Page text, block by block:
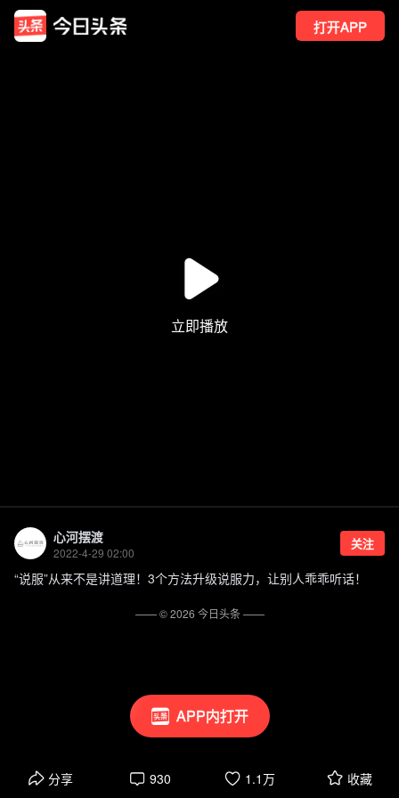
打开APP
APP内打开
心河摆渡
2022-4-29 02:00
关注
“说服”从来不是讲道理！3个方法升级说服力，让别人乖乖听话！
分享 930 1.1万 收藏
—— ©2026 今日头条——